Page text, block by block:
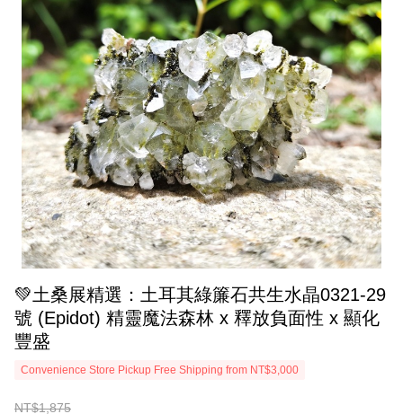
💚土桑展精選：土耳其綠簾石共生水晶0321-29
號 (Epidot) 精靈魔法森林 x 釋放負面性 x 顯化
豐盛
Convenience Store Pickup Free Shipping from NT$3,000
NT$1,875